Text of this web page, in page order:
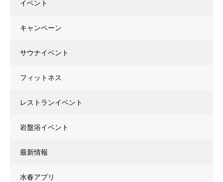
イベント
キャンペーン
サウナイベント
フィットネス
レストランイベント
岩盤浴イベント
最新情報
水春アプリ